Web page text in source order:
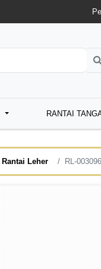
RANTAI
Rantai Leher RL-003096